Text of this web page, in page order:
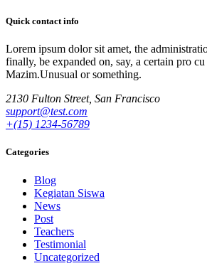
Quick contact info
Lorem ipsum dolor sit amet, the
finally, be expanded on, say, a certain pro cu
Mazim.Unusual or something.
2130 Fulton Street, San Francisco
support@test.com
+(15) 1234-56789
Categories
Blog
Kegiatan Siswa
News
Post
Teachers
Testimonial
Uncategorized